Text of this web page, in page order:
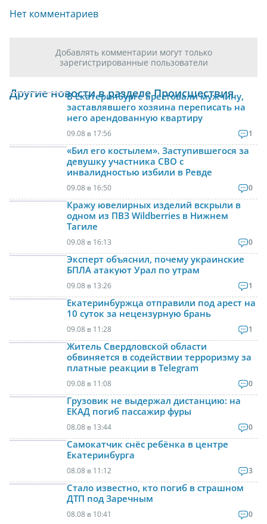
Нет комментариев
Добавлять комментарии могут только
зарегистрированные пользователи
Другие новости в разделе Происшествия
В Екатеринбурге арестовали мужчину,
заставлявшего хозяина переписать на
него арендованную квартиру
09.08 в 17:56 1
«Бил его костылем». Заступившегося за
девушку участника СВО с
инвалидностью избили в Ревде
09.08 в 16:50 0
Кражу ювелирных изделий вскрыли в
одном из ПВЗ Wildberries в Нижнем
Тагиле
09.08 в 16:13 0
Эксперт объяснил, почему украинские
БПЛА атакуют Урал по утрам
09.08 в 13:26 1
Екатеринбуржца отправили под арест на
10 суток за нецензурную брань
09.08 в 11:28 1
Житель Свердловской области
обвиняется в содействии терроризму за
платные реакции в Telegram
09.08 в 11:08 0
Грузовик не выдержал дистанцию: на
ЕКАД погиб пассажир фуры
08.08 в 13:44 0
Самокатчик снёс ребёнка в центре
Екатеринбурга
08.08 в 11:12 3
Стало известно, кто погиб в страшном
ДТП под Заречным
08.08 в 10:41 0